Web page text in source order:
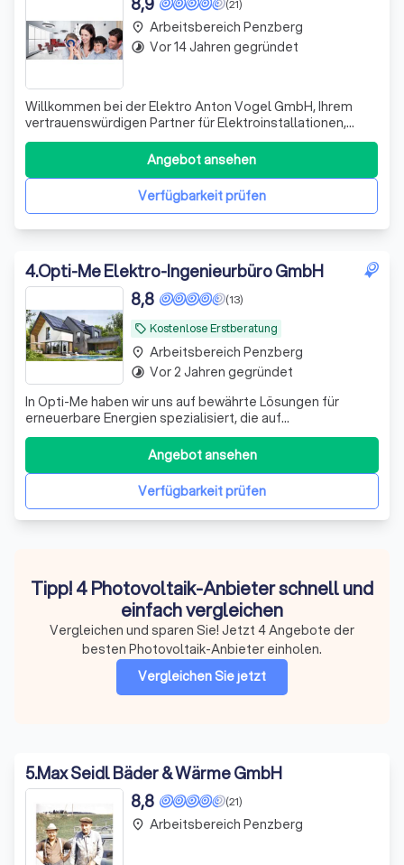
(21)
Willkommen bei der Elektro Anton Vogel GmbH, Ihrem
vertrauenswürdigen Partner für Elektroinstallationen,
Photovoltaik und Telekommunikation in Oberdießen! Seit
1981 sind wir Ihr zuverlässiger Dienstleister für alle Arten
von Elektroarbeiten. Unser Angebot reicht von
professioneller Beratung über den
Verfügbarkeit prüfen
Angebot ansehen
place Arbeitsbereich Penzberg
timelapse Vor 14 Jahren gegründet
4.Opti-Me Elektro-Ingenieurbüro GmbH
local_offer Kostenlose Erstberatung
(13)
8,8
In Opti-Me haben wir uns auf bewährte Lösungen für
erneuerbare Energien spezialisiert, die auf
Photovoltaiksysteme und Elektrobereich ausgerichtet
sind. Unsere Hingabe zur Exzellenz in diesem Bereich hat
es uns ermöglicht, unsere Techniken zu perfektionieren
und die Lieferung von hochwertigen Photov
Verfügbarkeit prüfen
Angebot ansehen
place Arbeitsbereich Penzberg
timelapse Vor 2 Jahren gegründet
Tipp! 4 Photovoltaik-Anbieter schnell und
einfach vergleichen
Vergleichen und sparen Sie! Jetzt 4 Angebote der
besten Photovoltaik-Anbieter einholen.
Vergleichen Sie jetzt
5.Max Seidl Bäder & Wärme GmbH
(21)
8,8
place Arbeitsbereich Penzberg